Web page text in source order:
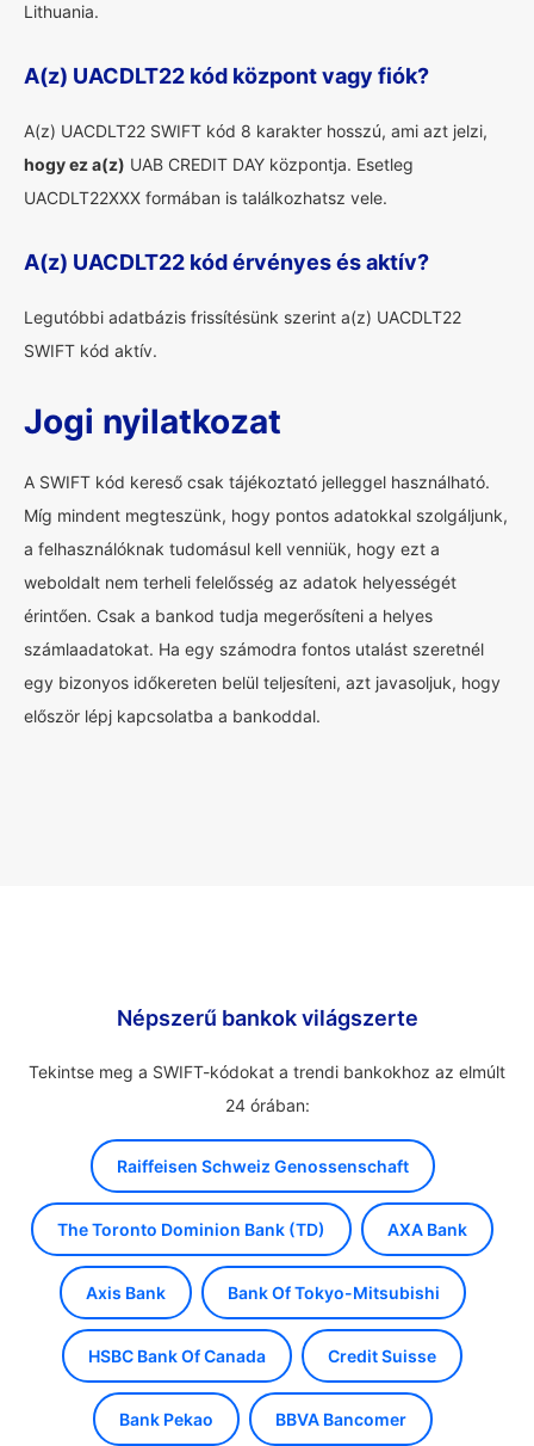
Lithuania.
A(z) UACDLT22 kód központ vagy fiók?
A(z) UACDLT22 SWIFT kód 8 karakter hosszú, ami azt jelzi,
hogy ez a(z) UAB CREDIT DAY központja. Esetleg
UACDLT22XXX formában is találkozhatsz vele.
A(z) UACDLT22 kód érvényes és aktív?
Legutóbbi adatbázis frissítésünk szerint a(z) UACDLT22
SWIFT kód aktív.
Jogi nyilatkozat
A SWIFT kód kereső csak tájékoztató jelleggel használható.
Míg mindent megteszünk, hogy pontos adatokkal szolgáljunk,
a felhasználóknak tudomásul kell venniük, hogy ezt a
weboldalt nem terheli felelősség az adatok helyességét
érintően. Csak a bankod tudja megerősíteni a helyes
számlaadatokat. Ha egy számodra fontos utalást szeretnél
egy bizonyos időkereten belül teljesíteni, azt javasoljuk, hogy
először lépj kapcsolatba a bankoddal.
Népszerű bankok világszerte
Tekintse meg a SWIFT-kódokat a trendi bankokhoz az elmúlt
24 órában:
Raiffeisen Schweiz Genossenschaft
The Toronto Dominion Bank (TD) AXA Bank
Axis Bank Bank Of Tokyo-Mitsubishi
HSBC Bank Of Canada Credit Suisse
Bank Pekao BBVA Bancomer